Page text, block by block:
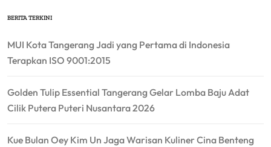
BERITA TERKINI
MUI Kota Tangerang Jadi yang Pertama di Indonesia
Terapkan ISO 9001:2015
Golden Tulip Essential Tangerang Gelar Lomba Baju Adat
Cilik Putera Puteri Nusantara 2026
Kue Bulan Oey Kim Un Jaga Warisan Kuliner Cina Benteng